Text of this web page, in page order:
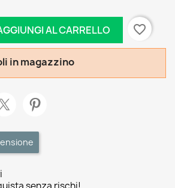
AL CARRELLO favorite_border
in magazzino